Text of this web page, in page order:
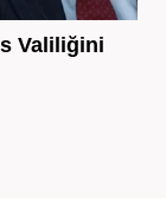
Valiliğini